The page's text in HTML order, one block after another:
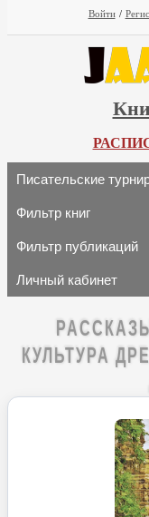
Войти /
Писательские
Фильтр книг
Фильтр публикаций
Личный кабинет
КУЛЬТУРА